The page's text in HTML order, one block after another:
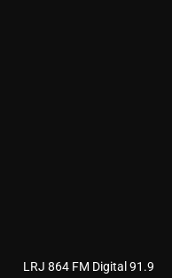
LRJ 864 FM Digital 91.9